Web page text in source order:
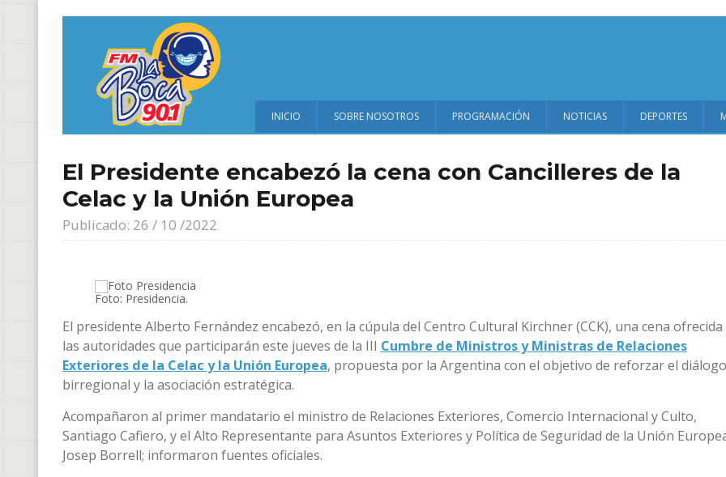
INICIO SOBRE NOSOTROS PROGRAMACIÓN NOTICIAS DEPORTES
El Presidente encabezó la cena con Cancilleres de la
Celac y la Unión Europea
Publicado: 26 / 10 /2022
Foto: Presidencia.
El presidente Alberto Fernández encabezó, en la cúpula del Centro Cultural Kirchner (CCK), una cena ofrecida
las autoridades que participarán este jueves de la III Cumbre de Ministros y Ministras de Relaciones
Exteriores de la Celac y la Unión Europea, propuesta por la Argentina con el objetivo de reforzar el diálogo
birregional y la asociación estratégica.
Acompañaron al primer mandatario el ministro de Relaciones Exteriores, Comercio Internacional y Culto,
Santiago Cafiero, y el Alto Representante para Asuntos Exteriores y Política de Seguridad de la Unión
Josep Borrell; informaron fuentes oficiales.